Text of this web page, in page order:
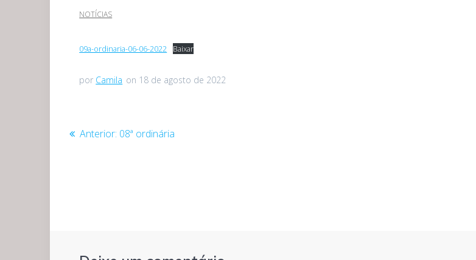
NOTÍCIAS
09a-ordinaria-06-06-2022 Baixar
por Camila on 18 de agosto de 2022
Navegação
Anterior: Post
08ª ordinária